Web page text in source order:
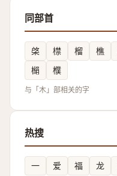
同部首
棨 㯲 榴 樵
㯞
㯷
与「木」部相关的字
热搜
一 爱 福 龙